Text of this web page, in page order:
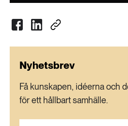
Nyhetsbrev
Få kunskapen, idéerna och
för ett hållbart samhälle.